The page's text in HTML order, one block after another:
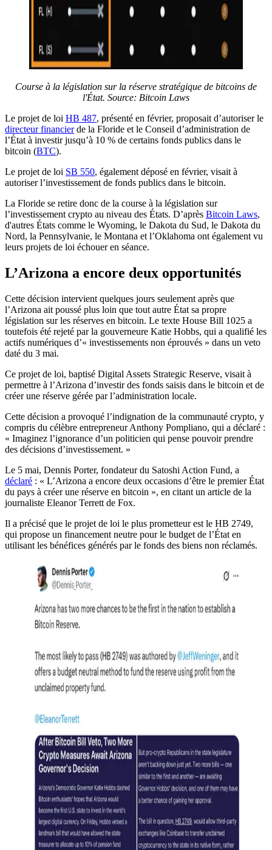
Course à la législation sur la réserve stratégique de bitcoins de
l'État. Source: Bitcoin Laws
Le projet de loi HB 487, présenté en février, proposait d’autoriser le
directeur financierde la Floride et le Conseil d’administration de
l’État à investir jusqu’à 10 % de certains fonds publics dans le
bitcoin (BTC).
Le projet de loi SB 550, également déposé en février, visait à
autoriser l’investissement de fonds publics dans le bitcoin.
La Floride se retire donc de la course à la législation sur
l’investissement crypto au niveau des États. D’après Bitcoin Laws,
d'autres États comme le Wyoming, le Dakota du Sud, le Dakota du
Nord, la Pennsylvanie, le Montana et l’Oklahoma ont également vu
leurs projets de loi échouer en séance.
L’Arizona a encore deux opportunités
Cette décision intervient quelques jours seulement après que
l’Arizona ait poussé plus loin que tout autre État sa propre
législation sur les réserves en bitcoin. Le texte House Bill 1025 a
toutefois été rejeté par la gouverneure Katie Hobbs, qui a qualifié les
actifs numériques d’« investissements non éprouvés » dans un veto
daté du 3 mai.
Ce projet de loi, baptisé Digital Assets Strategic Reserve, visait à
permettre à l’Arizona d’investir des fonds saisis dans le bitcoin et de
créer une réserve gérée par l’administration locale.
Cette décision a provoqué l’indignation de la communauté crypto, y
compris du célèbre entrepreneur Anthony Pompliano, qui a déclaré :
« Imaginez l’ignorance d’un politicien qui pense pouvoir prendre
des décisions d’investissement. »
Le 5 mai, Dennis Porter, fondateur du Satoshi Action Fund, a
déclaré : « L’Arizona a encore deux occasions d’être le premier État
du pays à créer une réserve en bitcoin », en citant un article de la
journaliste Eleanor Terrett de Fox.
Il a précisé que le projet de loi le plus prometteur est le HB 2749,
qui propose un financement neutre pour le budget de l’État en
utilisant les bénéfices générés par le fonds des biens non réclamés.